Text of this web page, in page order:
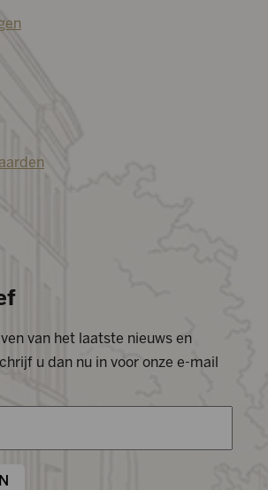
van het laatste nieuws en
u dan nu in voor onze e-mail